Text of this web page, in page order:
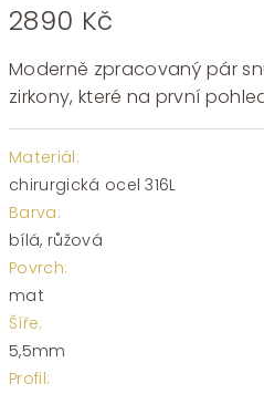
2890 Kč
Moderně zpracovaný pár
zirkony, které na první
Materiál:
chirurgická ocel 316L
Barva:
bílá, růžová
Povrch:
mat
Šíře:
5,5mm
Profil: